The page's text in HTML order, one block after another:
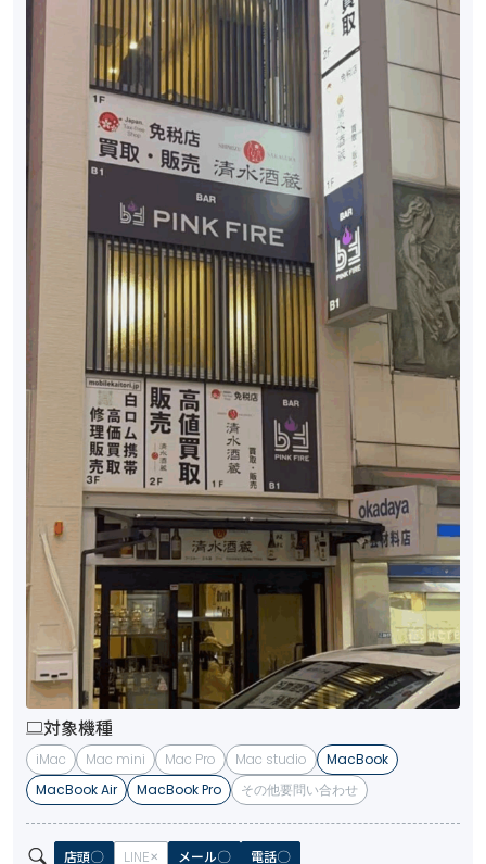
対象機種
iMac Mac mini Mac Pro Mac studio
MacBook
MacBook Air
MacBook Pro その他要問い合わせ
店頭 LINE メール 電話